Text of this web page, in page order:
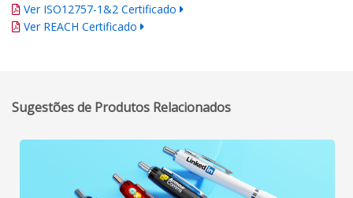
Ver ISO12757-1&2 Certificado
Ver REACH Certificado
Sugestões de Produtos Relacionados